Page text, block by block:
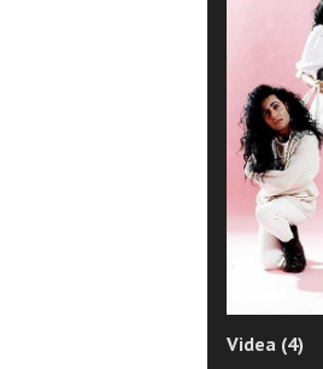
Videa (4)